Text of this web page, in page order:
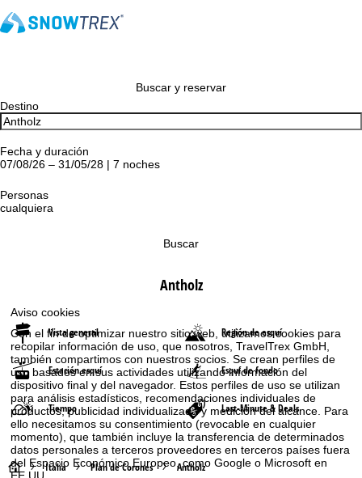
Aviso cookies
Con el fin de optimizar nuestro sitio web, utilizamos cookies para
recopilar información de uso, que nosotros, TravelTrex GmbH,
también compartimos con nuestros socios. Se crean perfiles de
uso basados en sus actividades utilizando información del
dispositivo final y del navegador. Estos perfiles de uso se utilizan
para análisis estadísticos, recomendaciones individuales de
productos, publicidad individualizada y medición del alcance. Para
ello necesitamos su consentimiento (revocable en cualquier
momento), que también incluye la transferencia de determinados
datos personales a terceros proveedores en terceros países fuera
del Espacio Económico Europeo, como Google o Microsoft en
EE.UU.
Buscar y reservar
Destino
Fecha y duración
07/08/26 – 31/05/28 | 7 noches
Personas
cualquiera
Buscar
Antholz
Vista general Región de esquí
Estación esquí Esquí de fondo
Tiempo Last-Minute & Deals
P Italia Plan de Corones Antholz